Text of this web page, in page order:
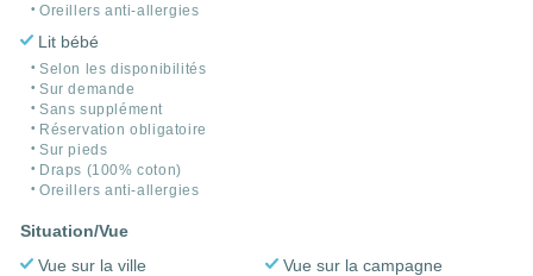
Oreillers anti-allergies
Lit bébé
Selon les disponibilités
Sur demande
Sans supplément
Réservation obligatoire
Sur pieds
Draps (100% coton)
Oreillers anti-allergies
Situation/Vue
Vue sur la ville
Vue sur la campagne